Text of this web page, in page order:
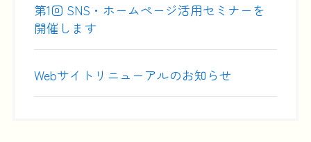
第1回 SNS・ホームページ活用セミナーを
開催します
Webサイトリニューアルのお知らせ